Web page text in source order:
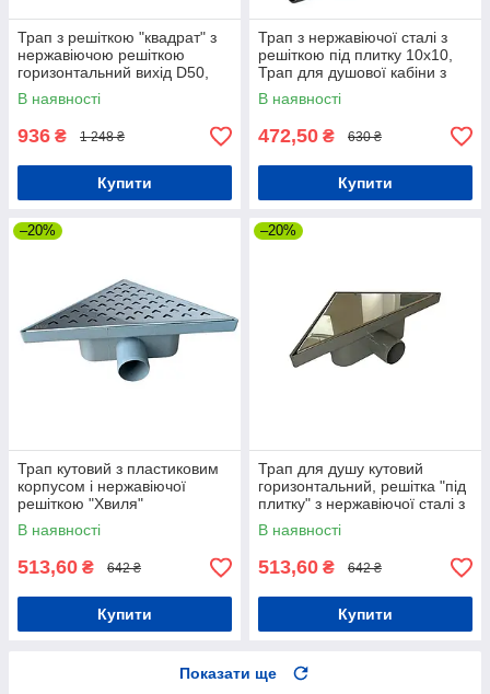
Трап з решіткою "квадрат" з
нержавіючою решіткою
горизонтальний вихід D50,
20х20 см
В наявності
936 ₴ 1 248 ₴
Купити
Трап з нержавіючої сталі з
решіткою під плитку 10х10,
Трап для душової кабіни з
гідрозатвором
В наявності
472,50 ₴ 630 ₴
Купити
–20%
Трап кутовий з пластиковим
корпусом і нержавіючої
решіткою "Хвиля"
В наявності
513,60 ₴ 642 ₴
Купити
–20%
Трап для душу кутовий
горизонтальний, решітка "під
плитку" з нержавіючої сталі з
гідрозатвором
В наявності
513,60 ₴ 642 ₴
Купити
Показати ще